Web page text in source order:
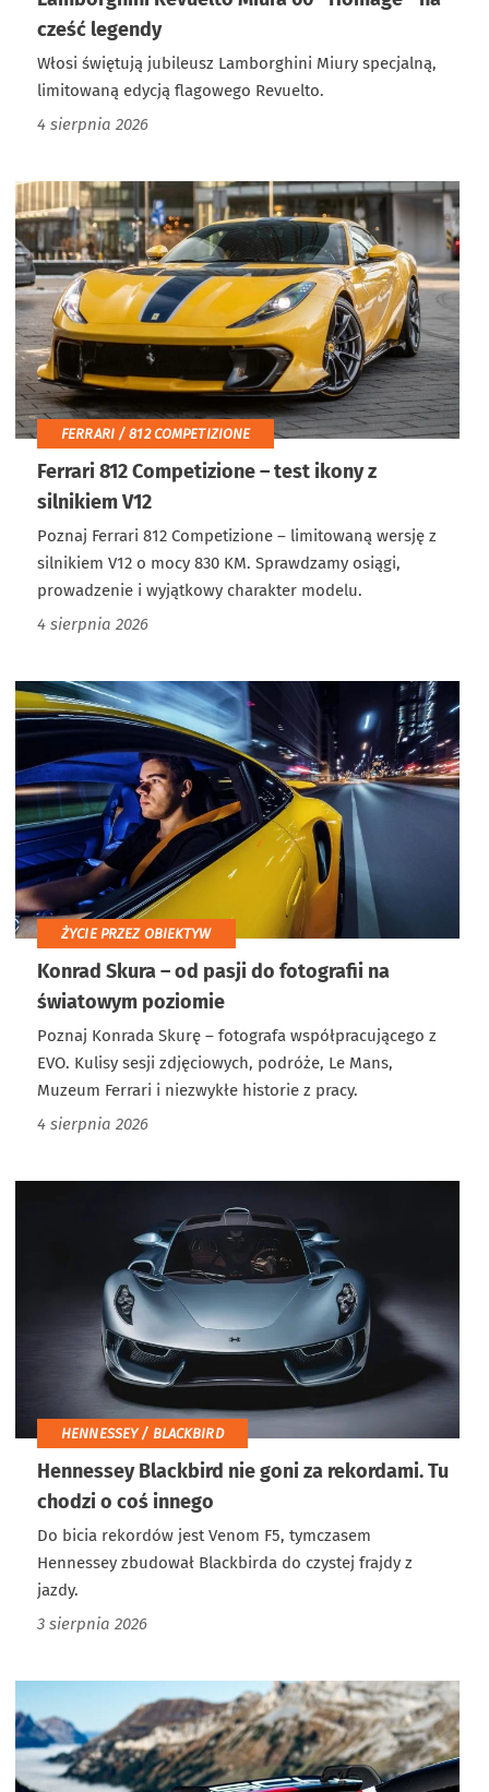
cześć legendy
Włosi świętują jubileusz Lamborghini Miury specjalną,
limitowaną edycją flagowego Revuelto.
4 sierpnia 2026
FERRARI / 812 COMPETIZIONE
Ferrari 812 Competizione – test ikony z
silnikiem V12
Poznaj Ferrari 812 Competizione – limitowaną wersję z
silnikiem V12 o mocy 830 KM. Sprawdzamy osiągi,
prowadzenie i wyjątkowy charakter modelu.
4 sierpnia 2026
ŻYCIE PRZEZ OBIEKTYW
Konrad Skura – od pasji do fotografii na
światowym poziomie
Poznaj Konrada Skurę – fotografa współpracującego z
EVO. Kulisy sesji zdjęciowych, podróże, Le Mans,
Muzeum Ferrari i niezwykłe historie z pracy.
4 sierpnia 2026
HENNESSEY / BLACKBIRD
Hennessey Blackbird nie goni za rekordami. Tu
chodzi o coś innego
Do bicia rekordów jest Venom F5, tymczasem
Hennessey zbudował Blackbirda do czystej frajdy z
jazdy.
3 sierpnia 2026